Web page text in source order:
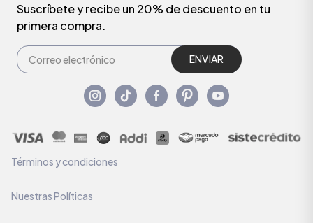
Suscríbete y recibe un 20% de descuento en tu
primera compra.
ENVIAR
Términos y condiciones
Nuestras Políticas